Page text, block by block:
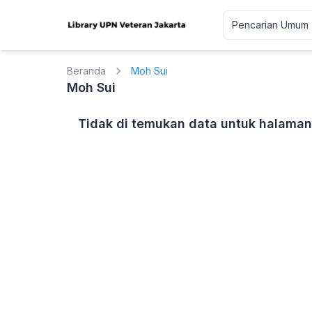
Beranda Moh Sui
Moh Sui
Tidak di temukan data untuk